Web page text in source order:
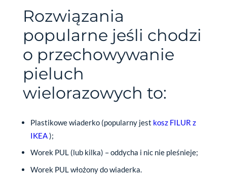
Rozwiązania
popularne jeśli chodzi
o przechowywanie
pieluch
wielorazowych to:
Plastikowe wiaderko (popularny jest kosz FILUR z
IKEA);
Worek PUL (lub kilka) – oddycha i nic nie pleśnieje;
Worek PUL włożony do wiaderka.